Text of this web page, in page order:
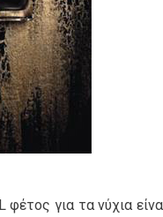
για τα νύχια